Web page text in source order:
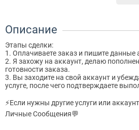
Описание
Этапы сделки:
1. Оплачиваете заказ и пишите данные
2. Я захожу на аккаунт, делаю
готовности заказа.
3. Вы заходите на свой аккаунт и
услуге, после чего подтверждаете
⚡Если нужны другие услуги или
Личные Сообщения💬